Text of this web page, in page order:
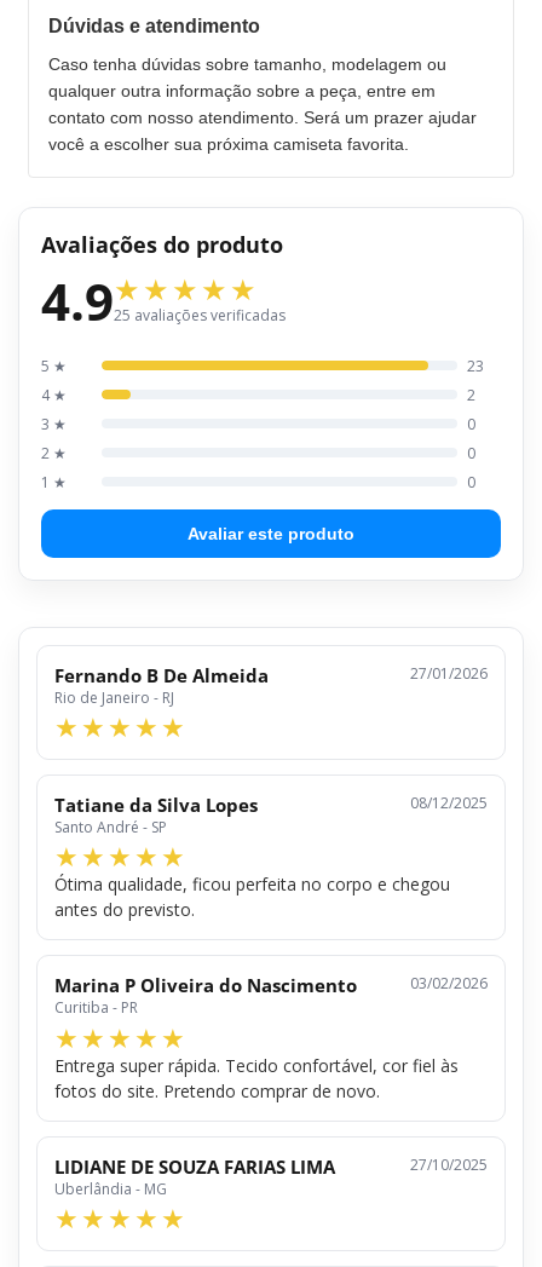
Dúvidas e atendimento
Caso tenha dúvidas sobre tamanho, modelagem ou
qualquer outra informação sobre a peça, entre em
contato com nosso atendimento. Será um prazer ajudar
você a escolher sua próxima camiseta favorita.
Avaliações do produto
4.925 avaliações verificadas
5 ★
23
4 ★
2
3 ★
0
2 ★
0
1 ★
0
Avaliar este produto
Fernando B De Almeida
Rio de Janeiro - RJ
27/01/2026
Tatiane da Silva Lopes
Santo André - SP
08/12/2025
Ótima qualidade, ficou perfeita no corpo e chegou
antes do previsto.
Marina P Oliveira do Nascimento
Curitiba - PR
03/02/2026
Entrega super rápida. Tecido confortável, cor fiel às
fotos do site. Pretendo comprar de novo.
LIDIANE DE SOUZA FARIAS LIMA
Uberlândia - MG
27/10/2025